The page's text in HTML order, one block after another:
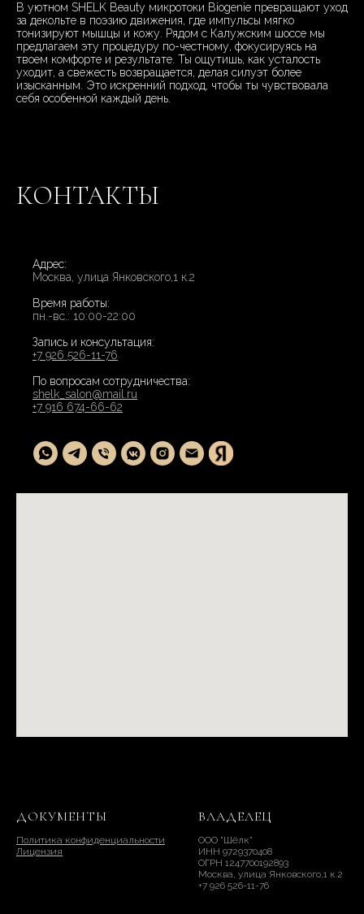
В уютном SHELK Beauty микротоки Biogenie превращают уход
за декольте в поэзию движения, где импульсы мягко
тонизируют мышцы и кожу. Рядом с Калужским шоссе мы
предлагаем эту процедуру по-честному, фокусируясь на
твоем комфорте и результате. Ты ощутишь, как усталость
уходит, а свежесть возвращается, делая силуэт более
изысканным. Это искренний подход, чтобы ты чувствовала
себя особенной каждый день.
КОНТАКТЫ
Адрес:
Москва, улица Янковского,1 к.2
Время работы:
пн.-вс.: 10:00-22:00
Запись и консультация:
+7 926 526-11-76
По вопросам сотрудничества:
shelk_salon@mail.ru
+7 916 674-66-62
ДОКУМЕНТЫ
Политика конфиденциальности
Лицензия
ВЛАДЕЛЕЦ
ООО "Шёлк"
ИНН 9729370408
ОГРН 1247700192893
Москва, улица Янковского,1 к.2
+7 926 526-11-76